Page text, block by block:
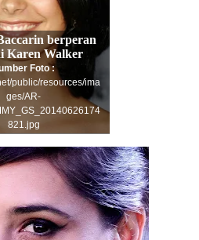
berperan
Karen Walker
Foto :
public/resources/ima
ges/AR-
821.jpg